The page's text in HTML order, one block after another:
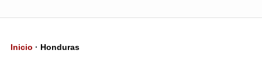
Inicio · Honduras